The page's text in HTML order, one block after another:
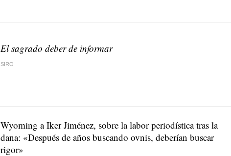
El sagrado deber de informar
SIRO
Wyoming a Iker Jiménez, sobre la labor periodística tras la
dana: «Después de años buscando ovnis, deberían buscar
rigor»